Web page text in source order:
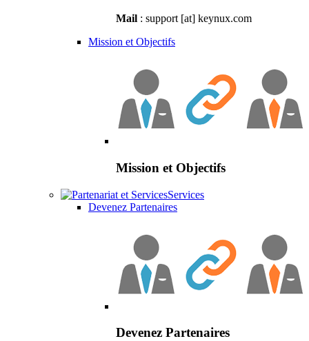
Mail : support [at] keynux.com
Mission et Objectifs
Mission et Objectifs
Services
Devenez Partenaires
Devenez Partenaires